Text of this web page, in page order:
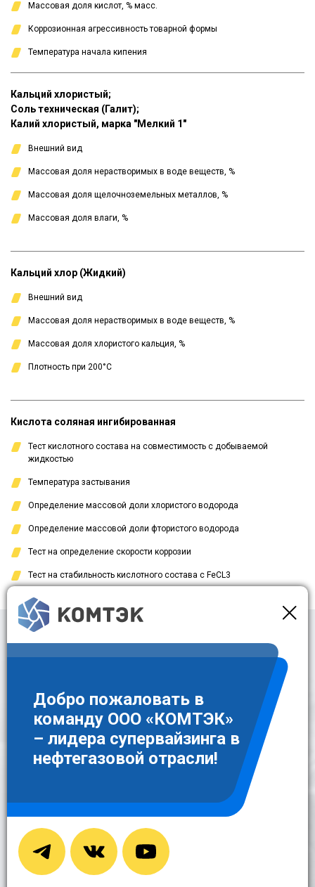
Массовая доля кислот, % масс.
Коррозионная агрессивность товарной формы
Температура начала кипения
Кальций хлористый;
Соль техническая (Галит);
Калий хлористый, марка "Мелкий 1"
Внешний вид
Массовая доля нерастворимых в воде веществ, %
Массовая доля щелочноземельных металлов, %
Массовая доля влаги, %
Кальций хлор (Жидкий)
Внешний вид
Массовая доля нерастворимых в воде веществ, %
Массовая доля хлористого кальция, %
Плотность при 200°С
Кислота соляная ингибированная
Тест кислотного состава на совместимость с добываемой
жидкостью
Температура застывания
Определение массовой доли хлористого водорода
Определение массовой доли фтористого водорода
Тест на определение скорости коррозии
Тест на стабильность кислотного состава с FeCL3
Оставить заявку
Для заказа интересующей вас услуги достаточно оставить заявку в
Добро пожаловать в
команду ООО «КОМТЭК»
– лидера супервайзинга в
нефтегазовой отрасли!